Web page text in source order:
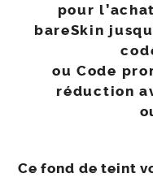
pour
bareSkin
ou Code
réduction
Ce fond de teint